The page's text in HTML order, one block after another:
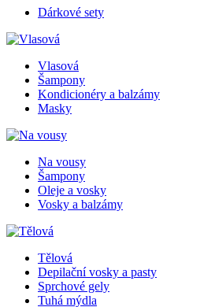
Dárkové sety
Vlasová
Šampony
Kondicionéry a balzámy
Masky
Na vousy
Šampony
Oleje a vosky
Vosky a balzámy
Tělová
Depilační vosky a pasty
Sprchové gely
Tuhá mýdla